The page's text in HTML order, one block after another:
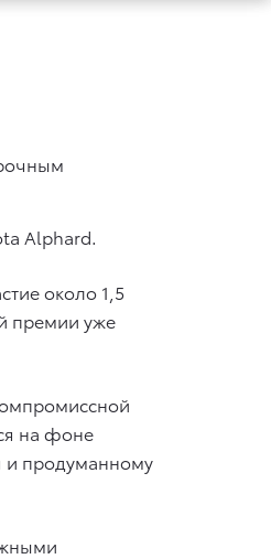
Alphard.
около 1,5
премии уже
на фоне
и продуманному